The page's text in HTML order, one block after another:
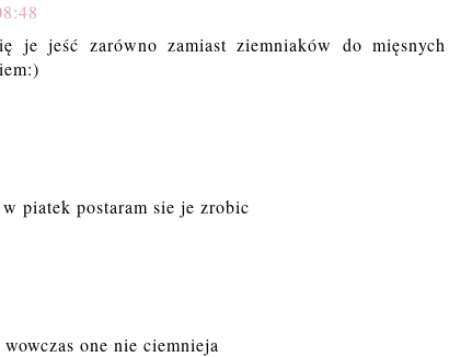
je jeść zarówno zamiast ziemniaków do mięsnych
piatek postaram sie je zrobic
one nie ciemnieja